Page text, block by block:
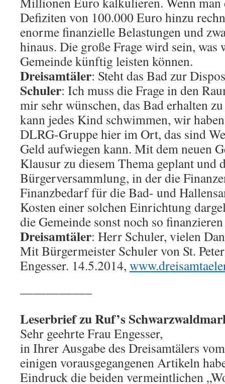
Defiziten von 100.000 Euro hinzu
enorme finanzielle Belastungen und
hinaus. Die große Frage wird sein, was
Gemeinde künftig leisten können.
Dreisamtäler: Steht das Bad zur
Schuler: Ich muss die Frage in den
mir sehr wünschen, das Bad erhalten
kann jedes Kind schwimmen, wir
DLRG-Gruppe hier im Ort, das sind
Geld aufwiegen kann. Mit dem neuen
Klausur zu diesem Thema geplant und
Bürgerversammlung, in der die
Finanzbedarf für die Bad- und
Kosten einer solchen Einrichtung
die Gemeinde sonst noch so
Dreisamtäler: Herr Schuler, vielen
Mit Bürgermeister Schuler von St.
Engesser. 14.5.2014,
—————–
Leserbrief zu Ruf’s
Sehr geehrte Frau Engesser,
in Ihrer Ausgabe des Dreisamtälers
einigen vorausgegangenen Artikeln
Eindruck die beiden vermeintlichen